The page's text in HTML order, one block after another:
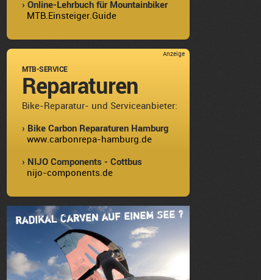
› Online-Lehrbuch für Mountainbiker
MTB.Einsteiger.Guide
Anzeige
MTB-SERVICE
Reparaturen
Bike-Reparatur- und Serviceanbieter:
› Bike Carbon Reparaturen Hamburg
www.carbonrepa-hamburg.de
› NIJO Components - Cottbus
nijo-components.de